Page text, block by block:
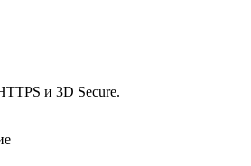
и 3D Secure.